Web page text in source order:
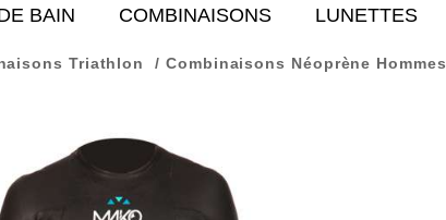
BAIN COMBINAISONS LUNETTES
Triathlon Combinaisons Néoprène Hommes